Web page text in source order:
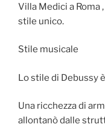
Villa Medici a Roma
stile unico.
Stile musicale
Lo stile di Debussy
Una ricchezza di
allontanò dalle